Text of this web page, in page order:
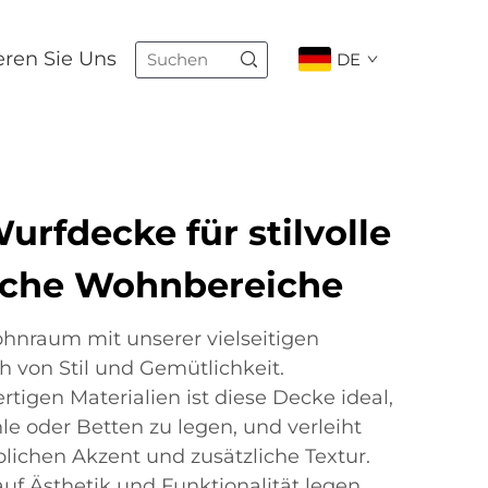
Sie Uns DE
für stilvolle
Wohnbereiche
mit unserer vielseitigen
von Stil und Gemütlichkeit.
Materialien ist diese Decke ideal,
oder Betten zu legen, und verleiht
Akzent und zusätzliche Textur.